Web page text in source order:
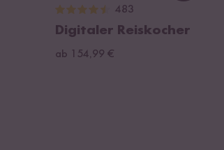
483
Digitaler Reiskocher
ab 154,99 €